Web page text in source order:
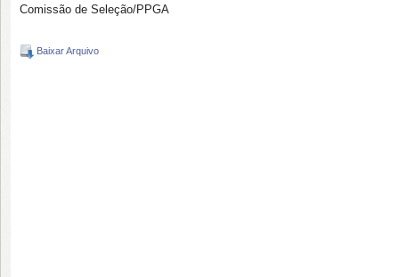
Comissão de Seleção/PPGA
Baixar Arquivo